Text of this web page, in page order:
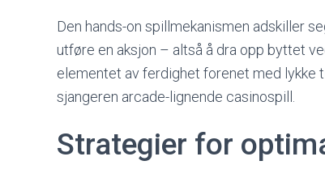
Den hands-on spillmekanismen adskiller
utføre en aksjon – altså å dra opp byttet
elementet av ferdighet forenet med lykke
sjangeren arcade-lignende casinospill.
Strategier for